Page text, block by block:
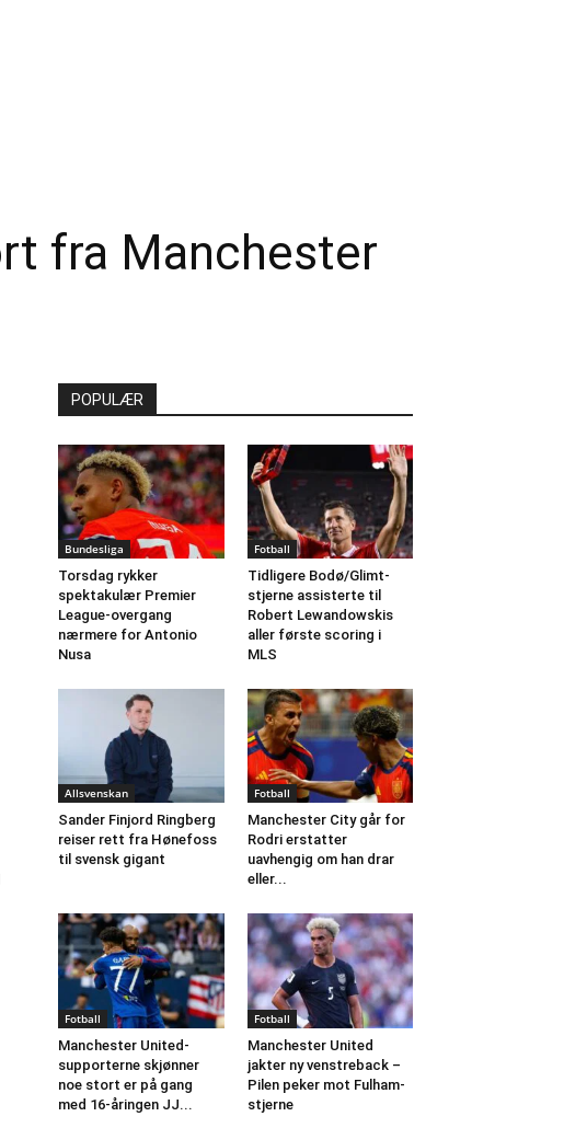
fra Manchester
POPULÆR
Bundesliga
Torsdag rykker
spektakulær Premier
League-overgang
nærmere for Antonio
Nusa
Fotball
Tidligere Bodø/Glimt-
stjerne assisterte til
Robert Lewandowskis
aller første scoring i
MLS
Allsvenskan
Sander Finjord Ringberg
reiser rett fra Hønefoss
til svensk gigant
Fotball
Manchester City går for
Rodri erstatter
uavhengig om han drar
eller...
Fotball
Manchester United-
supporterne skjønner
noe stort er på gang
med 16-åringen JJ...
Fotball
Manchester United
jakter ny venstreback –
Pilen peker mot Fulham-
stjerne